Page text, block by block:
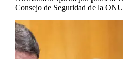
Consejo de Seguridad de la ONU